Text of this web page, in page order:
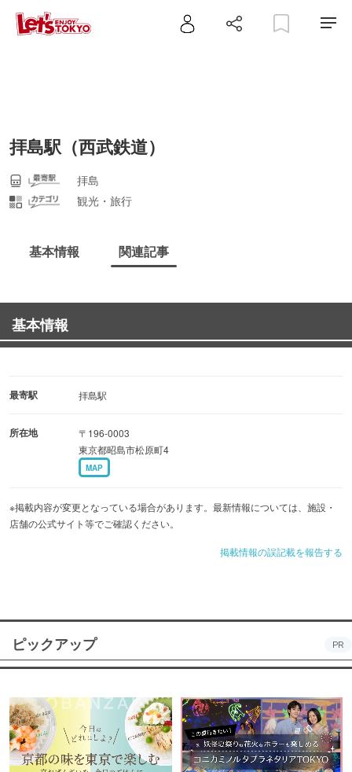
拝島駅（西武鉄道）
拝島
観光・旅行
基本情報 関連記事
基本情報
最寄駅 拝島駅
所在地
〒196-0003
東京都昭島市松原町4
MAP
※掲載内容が変更となっている場合があります。最新情報については、施設・
店舗の公式サイト等でご確認ください。
掲載情報の誤記載を報告する
ピックアップ PR